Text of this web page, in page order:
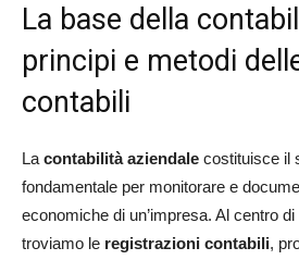
La base della
principi e metodi
contabili
La contabilità aziendale costituisce il
fondamentale per monitorare e
economiche di un’impresa. Al centro
troviamo le registrazioni contabili,